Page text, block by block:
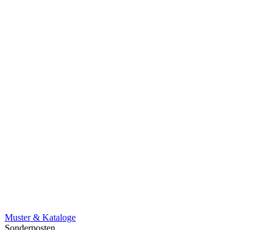
Muster & Kataloge
Sonderposten